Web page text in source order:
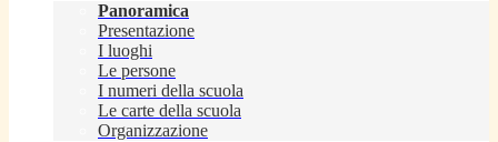
Panoramica
Presentazione
I luoghi
Le persone
I numeri della scuola
Le carte della scuola
Organizzazione